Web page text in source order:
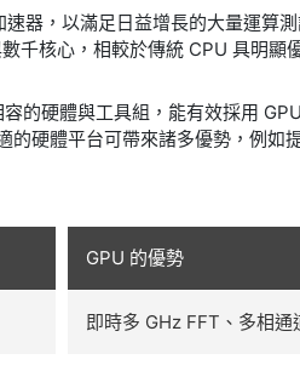
器，以滿足日益增長的大量運算
千核心，相較於傳統 CPU 具明
的硬體與工具組，能有效採用
硬體平台可帶來諸多優勢，例
GPU 的優勢
即時多 GHz FFT、多相